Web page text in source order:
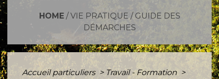
HOME/ VIE PRATIQUE /GUIDE DES
DÉMARCHES
Accueil particuliers > Travail - Formation >